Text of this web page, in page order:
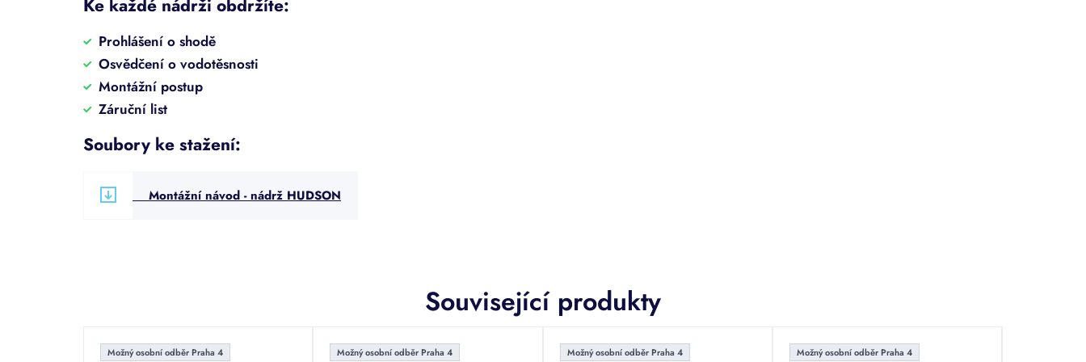
Související produkty
Možný osobní odběr Praha 4 Možný osobní odběr Praha 4 Možný osobní odběr Praha 4 Možný osobní odběr Praha 4
Ke každé nádrži obdržíte:
Prohlášení o shodě
Osvědčení o vodotěsnosti
Montážní postup
Záruční list
Soubory ke stažení:
Montážní návod - nádrž HUDSON